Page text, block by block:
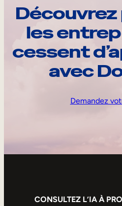
les
cessent
avec
Demandez
CONSULTEZ L’IA À